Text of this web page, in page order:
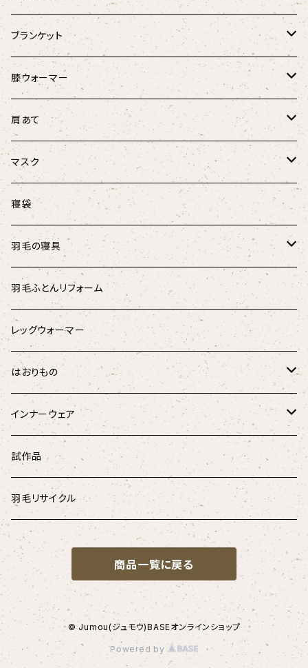
Fabric by BEST OF MORRIS
フローラル・ボタニカル
春風リボンウォーマー
にゃんこ柄
マリンストライプ
キッズ
パラリンアート
スウェード
チェック柄
ドット柄
和柄
デニム
猫のしあわせ座布団(クールタイプ)
羽毛のラウンドベッド
けりぐるみ
にゃんこ柄リボンウォーマー
キャットテント
猫としあわせクッション
ブランケット
キャンディーケット
膝ウォーマー
ほっこり膝ウォーマー3D
肩あて
ボア肩あて
オーガニックコットン肩あて
マスク
涼しげマスク（大人用）
涼しげマスク（キッズ･ジュニア用）
マスク用ひも
寝袋
羽毛の寝具
羽根のベッドパッド
羽根枕
羽毛掛けふとん
羽毛ふとんリフォーム
レッグウォーマー
はおりもの
はんてん
インナーウェア
ペチコート
腹巻き
試作品
羽毛リサイクル
商品一覧に戻る
© Jumou(ジュモウ)BASEオンラインショップ
Powered by